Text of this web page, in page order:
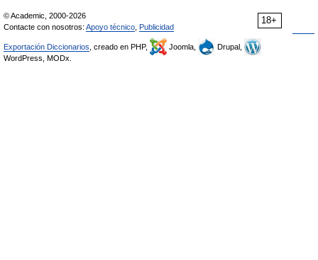
18+
© Academic, 2000-2026
Contacte con nosotros: Apoyo técnico Publicidad
Exportación Diccionarios , creado en PHP, Joomla,
Drupal,
WordPress, MODx.